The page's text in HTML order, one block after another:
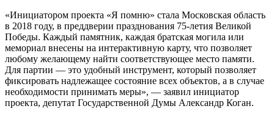
«Инициатором проекта «Я помню» стала Московская область
в 2018 году, в преддверии празднования 75-летия Великой
Победы. Каждый памятник, каждая братская могила или
мемориал внесены на интерактивную карту, что позволяет
любому желающему найти соответствующее место памяти.
Для партии — это удобный инструмент, который позволяет
фиксировать надлежащее состояние всех объектов, а в случае
необходимости принимать меры», — заявил инициатор
проекта, депутат Государственной Думы Александр Коган.